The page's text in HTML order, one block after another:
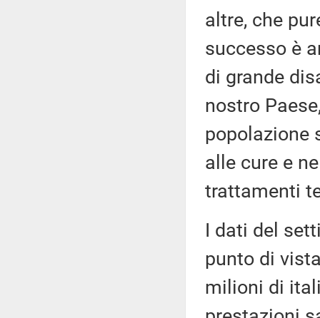
altre, che
successo è
di grande
nostro
popolazione
alle cure e
trattamenti
I dati del
punto di
milioni di